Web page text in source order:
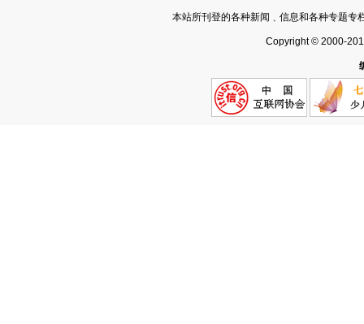
本站所刊登的各种新闻﹑信息和各种专题专
Copyright © 2000-